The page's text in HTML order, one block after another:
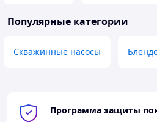
Популярные категории
Скважинные насосы
Программа защиты